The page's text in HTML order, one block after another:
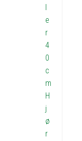
l
e
r
4
0
c
m
H
j
ø
r